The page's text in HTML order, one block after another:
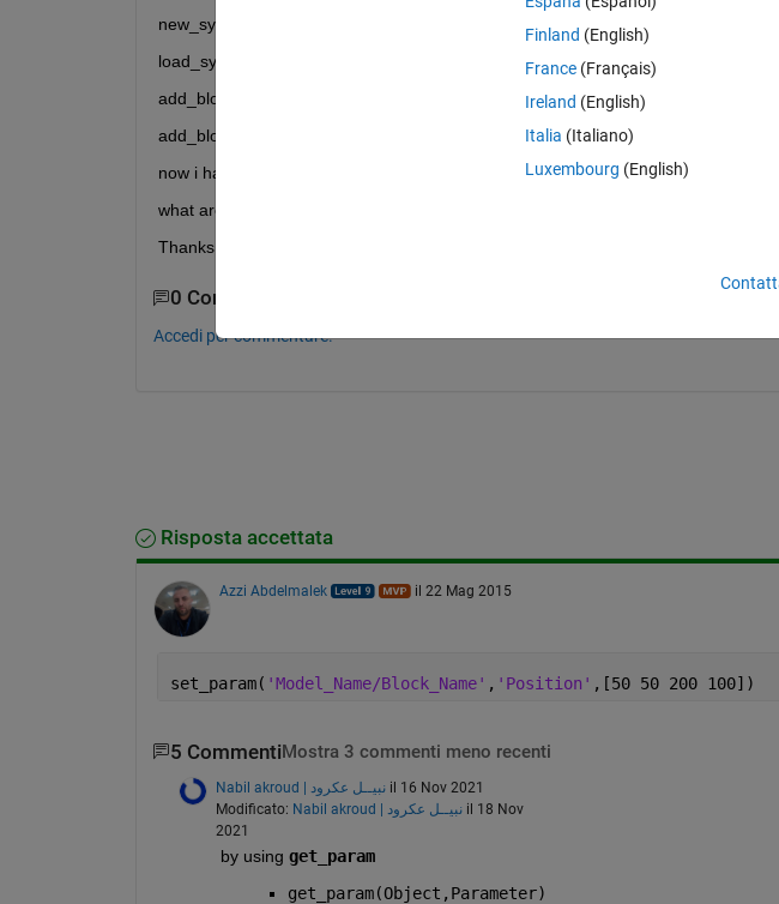
new_system(sys);
load_system(sys);
add_block('Simulink/Commonly Used Blocks/Subsystem',[sys '/subsystem])
add_block('builtin/Outport','testmodel/ouput1','MakeNameUnique','on')
now i have created one subsystem and one outport.
what are the commands i need to use for changing the model size and position
Thanks a lot
0 Commenti
Accedi per commentare.
Risposta accettata
Azzi Abdelmalek il 22 Mag 2015
set_param( 'Model_Name/Block_Name' , 'Position' ,[50 50 200 100])
5 Commenti Mostra 3 commenti meno recenti
Nabil akroud | نبيــل عكرود il 16 Nov 2021
Modificato:
Nabil akroud | نبيــل عكرود il 18 Nov
2021
by using get_param
get_param(Object,Parameter)
Finland (English)
France (Français)
Ireland (English)
Italia (Italiano)
Luxembourg (English)